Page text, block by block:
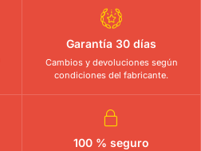
Garantía 30 días
Cambios y devoluciones según
condiciones del fabricante.
100 % seguro